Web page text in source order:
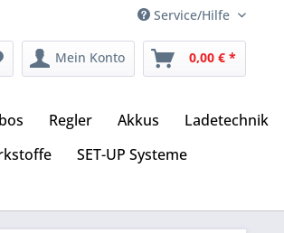
Service/Hilfe
Mein Konto 0,00 € *
Regler Akkus
Ladetechnik
SET-UP Systeme